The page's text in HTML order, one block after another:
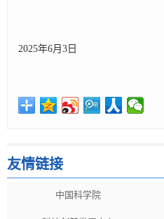
2025年6月3日
友情链接
中国科学院